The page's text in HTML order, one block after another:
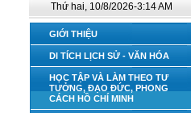
Thứ hai, 10/8/2026-3:14 AM
GIỚI THIỆU
DI TÍCH LỊCH SỬ - VĂN HÓA
HỌC TẬP VÀ LÀM THEO TƯ
TƯỞNG, ĐẠO ĐỨC, PHONG
CÁCH HỒ CHÍ MINH